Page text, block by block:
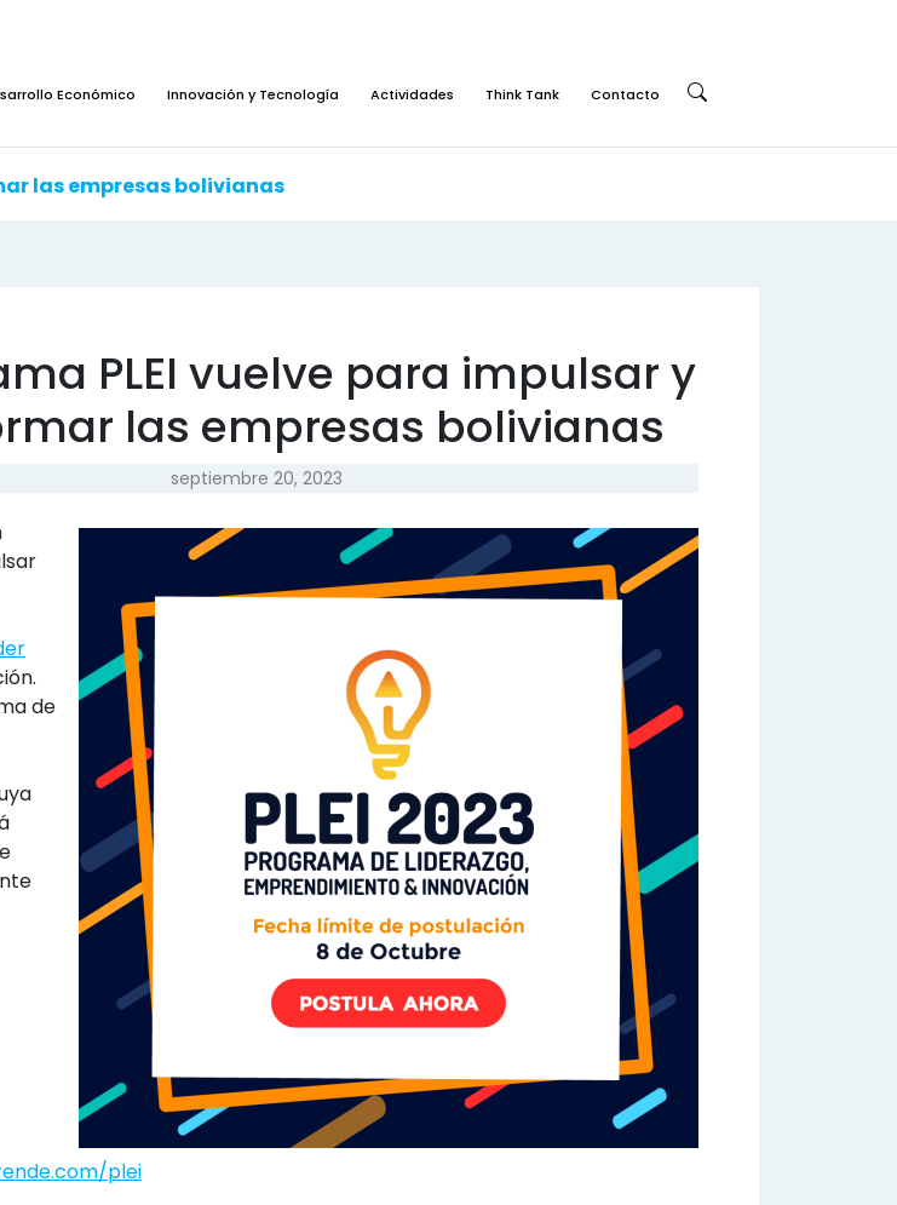
Económico Innovación y Tecnología Actividades Think Tank Contacto
las empresas bolivianas
PLEI vuelve para impulsar y
las empresas bolivianas
septiembre 20, 2023
de
plei